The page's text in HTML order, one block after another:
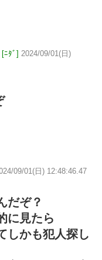
ﾆﾀﾞ] 2024/09/01(日)
09/01(日) 12:48:46.47
だぞ？
に見たら
しかも犯人探し